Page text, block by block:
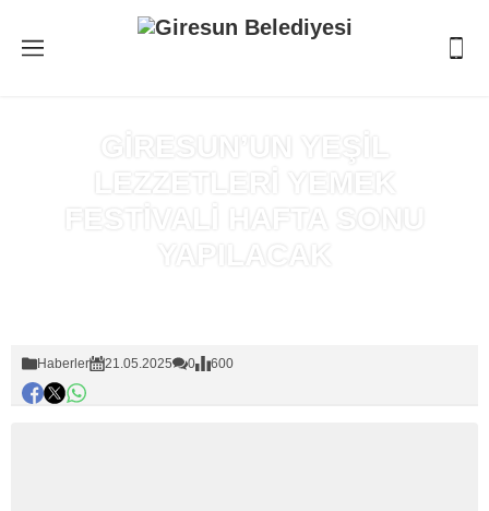
GİRESUN’UN YEŞİL
LEZZETLERİ YEMEK
FESTİVALİ HAFTA SONU
YAPILACAK
Haberler 21.05.2025 0 600